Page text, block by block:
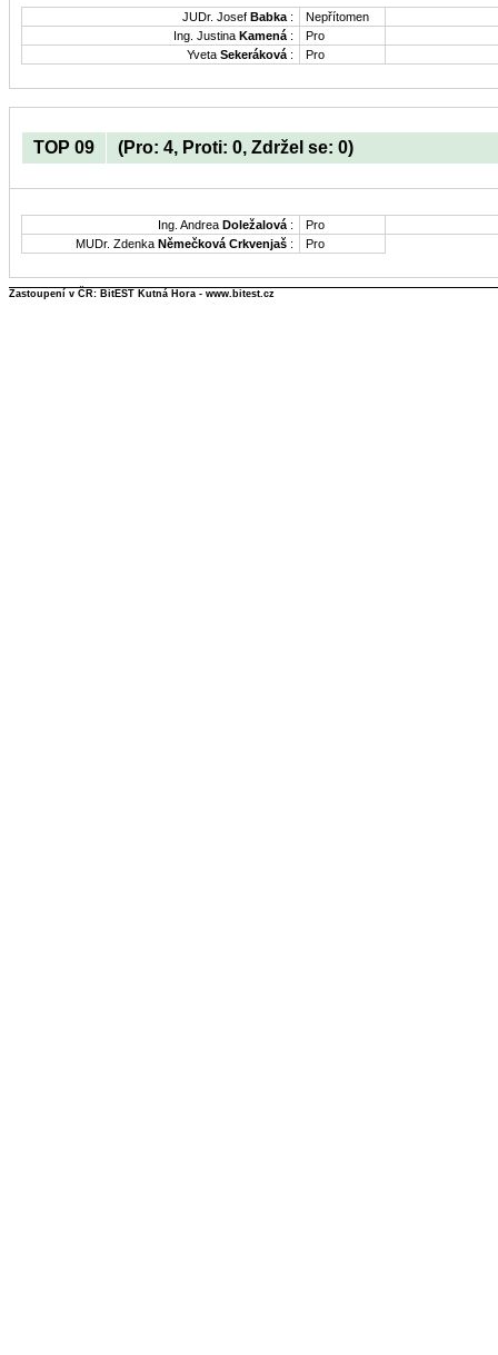
JUDr. Josef Babka :
Nepřítomen
Ing. Justina Kamená :
Pro
Yveta Sekeráková : Pro
TOP 09 (Pro: 4, Proti: 0, Zdržel se: 0)
Ing. Andrea Doležalová :
Pro
MUDr. Zdenka Němečková Crkvenjaš : Pro
Zastoupení v ČR: BitEST Kutná Hora - www.bitest.cz